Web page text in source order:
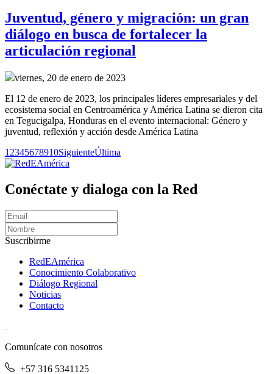
Juventud, género y migración: un gran
diálogo en busca de fortalecer la
articulación regional
viernes, 20 de enero de 2023
El 12 de enero de 2023, los principales líderes empresariales y del
ecosistema social en Centroamérica y América Latina se dieron cita
en Tegucigalpa, Honduras en el evento internacional: Género y
juventud, reflexión y acción desde América Latina
1 2345678910SiguienteÚltima
Conéctate y dialoga con la Red
Suscribirme
RedEAmérica
Conocimiento Colaborativo
Diálogo Regional
Noticias
Contacto
Comunícate con nosotros
+57 316 5341125